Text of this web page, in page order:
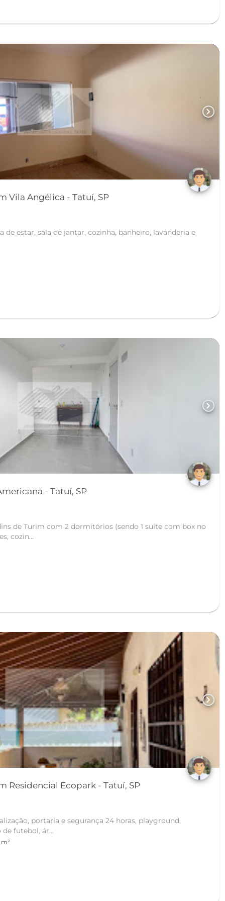
chevron_right
Vila Angélica - Tatuí, SP
de estar, sala de jantar, cozinha, banheiro, lavanderia e
chevron_right
- Tatuí, SP
de Turim com 2 dormitórios (sendo 1 suíte com box no
cozin...
chevron_right
Residencial Ecopark - Tatuí, SP
portaria e segurança 24 horas, playground,
futebol, ár...